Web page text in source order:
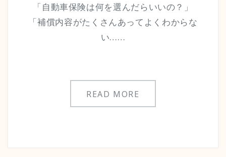
「自動車保険は何を選んだらいいの？」
「補償内容がたくさんあってよくわからな
い……
READ MORE